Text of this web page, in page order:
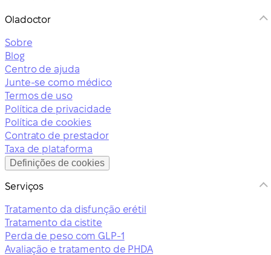
Oladoctor
Sobre
Blog
Centro de ajuda
Junte-se como médico
Termos de uso
Política de privacidade
Política de cookies
Contrato de prestador
Taxa de plataforma
Definições de cookies
Serviços
Tratamento da disfunção erétil
Tratamento da cistite
Perda de peso com GLP-1
Avaliação e tratamento de PHDA